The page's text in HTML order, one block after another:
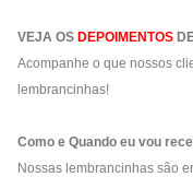
VEJA OS DEPOIMENTOS
Acompanhe o que nossos
lembrancinhas!
Como e Quando eu vou
Nossas lembrancinhas são